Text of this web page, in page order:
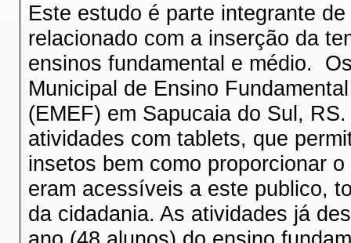
Este estudo é parte integrante
relacionado com a inserção da
ensinos fundamental e médio.
Municipal de Ensino
(EMEF) em Sapucaia do Sul,
atividades com tablets, que
insetos bem como proporcionar
eram acessíveis a este publico,
da cidadania. As atividades já